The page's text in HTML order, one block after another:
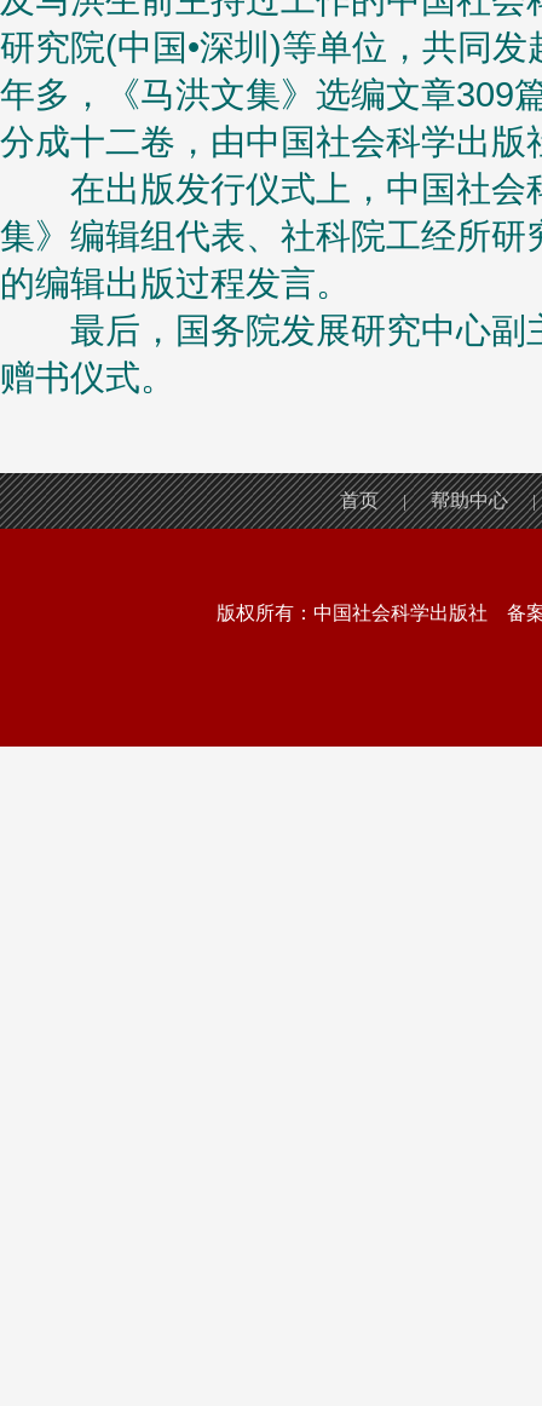
研究院(中国•深圳)等单位，共同
年多，《马洪文集》选编文章309
分成十二卷，由中国社会科学出
在出版发行仪式上，中国社会
集》编辑组代表、社科院工经所
的编辑出版过程发言。
最后，国务院发展研究中心副
赠书仪式。
首页 | 帮助中心 |
版权所有：中国社会科学出版社 备